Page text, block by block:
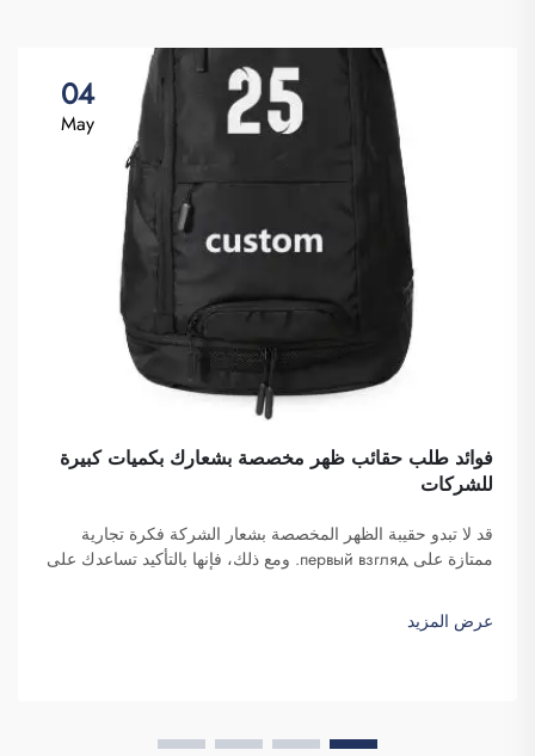
04
May
فوائد طلب حقائب ظهر مخصصة بشعارك بكميات كبيرة
للشركات
قد لا تبدو حقيبة الظهر المخصصة بشعار الشركة فكرة تجارية
ممتازة على первый взгляд. ومع ذلك، فإنها بالتأكيد تساعدك على
الحقائب بكميات كبيرة وتوفّرها لغرض تعزيز الوعي بالعلامة
التجارية. كما تعلمون، عندما...
عرض المزيد